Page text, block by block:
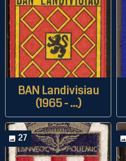
BAN Landivisiau
(1965 - ...)
27